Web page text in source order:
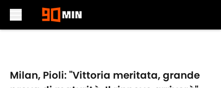
Milan, Pioli: "Vittoria meritata, grande